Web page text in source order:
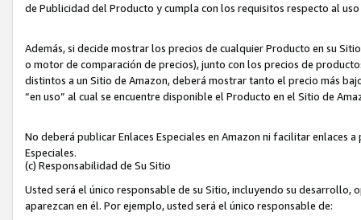
de Publicidad del Producto y cumpla con los requisitos respecto al uso
Además, si decide mostrar los precios de cualquier Producto en su
o motor de comparación de precios), junto con los precios de
distintos a un Sitio de Amazon, deberá mostrar tanto el precio más
“en uso” al cual se encuentre disponible el Producto en el Sitio de
No deberá publicar Enlaces Especiales en Amazon ni facilitar enlaces
Especiales.
(c) Responsabilidad de Su Sitio
Usted será el único responsable de su Sitio, incluyendo su
aparezcan en él. Por ejemplo, usted será el único responsable de: